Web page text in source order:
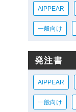
AIPPEAR
一般向け
発注書
AIPPEAR
一般向け